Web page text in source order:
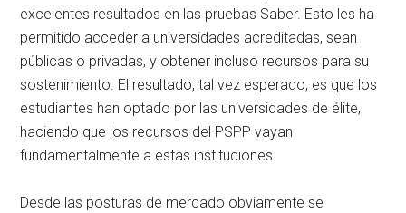
excelentes resultados en las pruebas Saber. Esto les ha
permitido acceder a universidades acreditadas, sean
públicas o privadas, y obtener incluso recursos para su
sostenimiento. El resultado, tal vez esperado, es que los
estudiantes han optado por las universidades de élite,
haciendo que los recursos del PSPP vayan
fundamentalmente a estas instituciones.
Desde las posturas de mercado obviamente se